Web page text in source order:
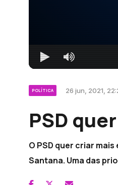
POLÍTICA 26 jun, 2021,
PSD
O PSD quer criar
Santana. Uma das